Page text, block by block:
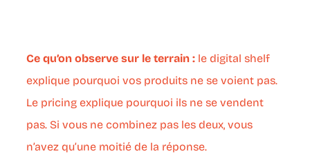
Ce qu’on observe sur le terrain : le digital shelf
explique pourquoi vos produits ne se voient pas.
Le pricing explique pourquoi ils ne se vendent
pas. Si vous ne combinez pas les deux, vous
n’avez qu’une moitié de la réponse.